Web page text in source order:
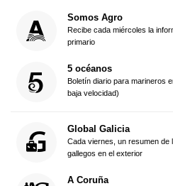
Somos Agro
Recibe cada miércoles la
primario
5 océanos
Boletín diario para marineros
baja velocidad)
Global Galicia
Cada viernes, un resumen de
gallegos en el exterior
A Coruña